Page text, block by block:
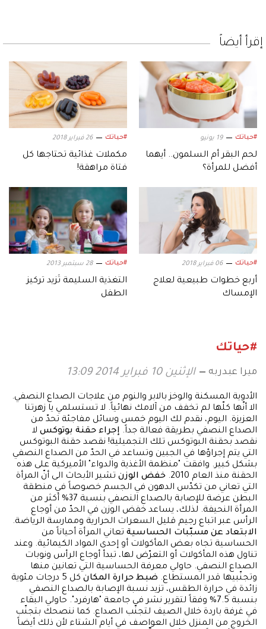
إقرأ أيضاً
#حياتك 19 يونيو
لحم البقر أم السلمون.. أيهما
أفضل للمرأة؟
#حياتك 26 فبراير 2018
مكملات غذائية تحتاجها كل
فتاة مراهقة!
#حياتك 06 فبراير 2018
أربع خطوات طبيعية لعلاج
الإمساك
#حياتك 28 سبتمبر 2013
التغذية السليمة تُزيد تركيز
الطفل
#حياتك
ميرا عبدربه الإثنين 10 فبراير 2014 13:09
الأدوية المسكنة والوخز بالابر والنوم من علاجات الصداع النصفي.
الا أنّها كلّها لم تخفف من آلامك نهائياً. لا تستسلمي يا زهرتنا
العزيزة. اليوم، نقدم لك اليوم خمس وسائل مفاجئة تحدّ من
الصداع النصفي بطريقة فعالة جداً. إجراء حقنة بوتوكس لا
نقصد بحقنة البوتوكس تلك التجميلية! نقصد حقنة البوتوكس
التي يتم إجراؤها في الجبين وتساعد في الحدّ من الصداع النصفي
بشكل كبير. وافقت "منظمة الأغذية والدواء" الأميركية على هذه
الحقنة منذ العام 2010.
خفض الوزن تشير الأبحاث الى أنّ المرأة
التي تعاني من تكدّس الدهون في الجسم خصوصاً في منطقة
البطن عرضة للإصابة بالصداع النصفي بنسبة 37% أكثر من
المرأة النحيفة. لذلك، يساعد خفض الوزن في الحدّ من أوجاع
الرأس عبر اتباع رجيم قليل السعرات الحرارية وممارسة الرياضة.
الابتعاد عن مسبّبات الحساسية تعاني المرأة أحياناً من
الحساسية تجاه بعض المأكولات أو إحدى المواد الكيمائية. وعند
تناول هذه المأكولات أو التعرّض لها، تبدأ أوجاع الرأس ونوبات
الصداع النصفي. حاولي معرفة الحساسية التي تعانين منها
وتجنّبيها قدر المستطاع. ضبط حرارة المكان
كل 5 درجات مئوية
زائدة في حرارة الطقس، تزيد نسبة الإصابة بالصداع النصفي
بنسبة 7.5% وفقاً لتقرير نشر في جامعة "هارفرد". حاولي البقاء
في غرفة باردة خلال الصيف لتجنّب الصداع. كما ننصحك بتجنّب
الخروج من المنزل خلال العواصف في أيام الشتاء لأن ذلك أيضاً